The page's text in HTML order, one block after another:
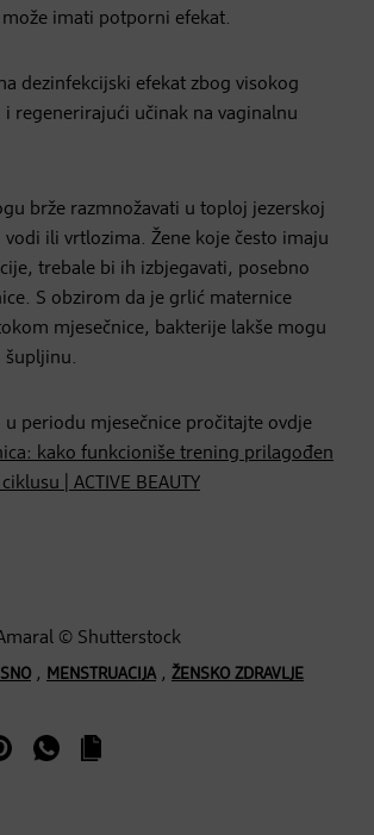
imati potporni efekat.
dezinfekcijski efekat zbog visokog
i regenerirajući učinak na vaginalnu
brže razmnožavati u toploj jezerskoj
ili vrtlozima. Žene koje često imaju
trebale bi ih izbjegavati, posebno
S obzirom da je grlić maternice
mjesečnice, bakterije lakše mogu
šupljinu.
periodu mjesečnice pročitajte ovdje
kako funkcioniše trening prilagođen
| ACTIVE BEAUTY
© Shutterstock
, MENSTRUACIJA, ŽENSKO ZDRAVLJE